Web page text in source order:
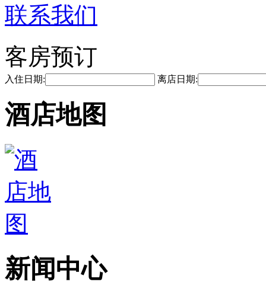
联系我们
客房预订
入住日期: 离店日期:
酒店地图
新闻中心